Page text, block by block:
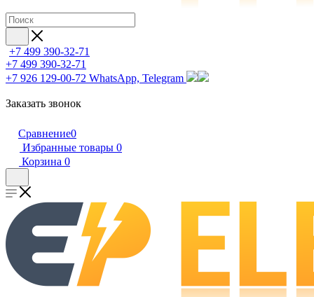
+7 499 390-32-71
+7 499 390-32-71
+7 926 129-00-72 WhatsApp, Telegram
Заказать звонок
Сравнение0
Избранные товары 0
Корзина 0